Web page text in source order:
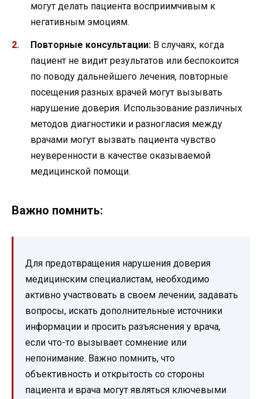
могут делать пациента восприимчивым к
негативным эмоциям.
Повторные консультации: В случаях, когда
пациент не видит результатов или беспокоится
по поводу дальнейшего лечения, повторные
посещения разных врачей могут вызывать
нарушение доверия. Использование различных
методов диагностики и разногласия между
врачами могут вызвать пациента чувство
неуверенности в качестве оказываемой
медицинской помощи.
Важно помнить:
Для предотвращения нарушения доверия
медицинским специалистам, необходимо
активно участвовать в своем лечении, задавать
вопросы, искать дополнительные источники
информации и просить разъяснения у врача,
если что-то вызывает сомнение или
непонимание. Важно помнить, что
объективность и открытость со стороны
пациента и врача могут являться ключевыми